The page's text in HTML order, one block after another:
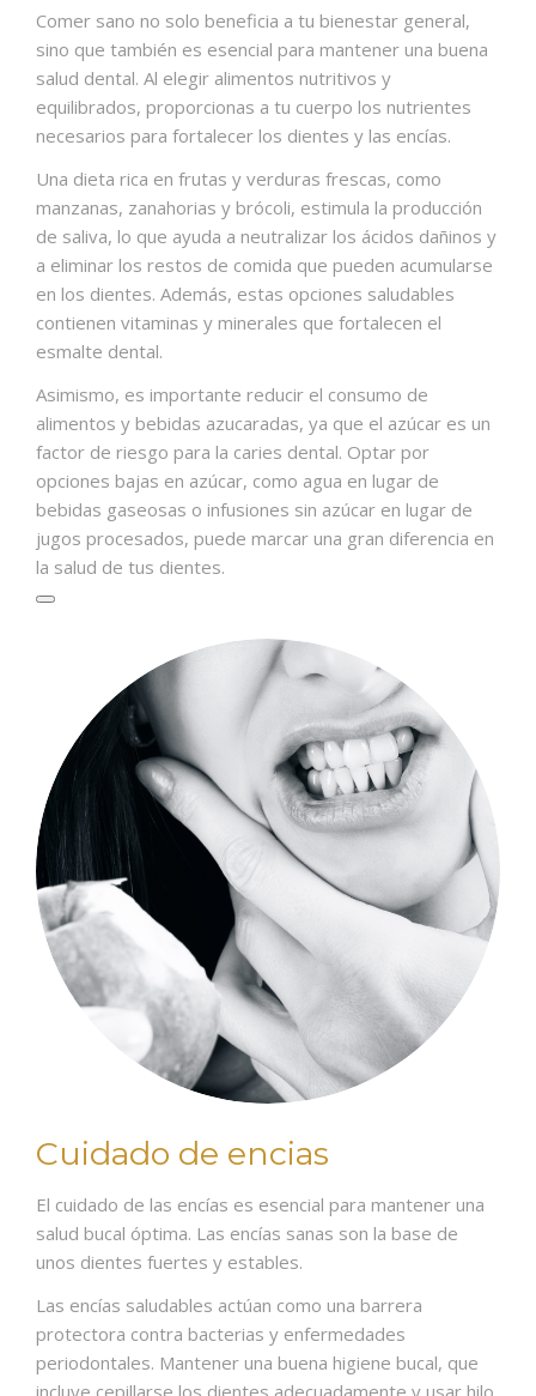
Comer sano no solo beneficia a tu bienestar general,
sino que también es esencial para mantener una buena
salud dental. Al elegir alimentos nutritivos y
equilibrados, proporcionas a tu cuerpo los nutrientes
necesarios para fortalecer los dientes y las encías.
Una dieta rica en frutas y verduras frescas, como
manzanas, zanahorias y brócoli, estimula la producción
de saliva, lo que ayuda a neutralizar los ácidos dañinos y
a eliminar los restos de comida que pueden acumularse
en los dientes. Además, estas opciones saludables
contienen vitaminas y minerales que fortalecen el
esmalte dental.
Asimismo, es importante reducir el consumo de
alimentos y bebidas azucaradas, ya que el azúcar es un
factor de riesgo para la caries dental. Optar por
opciones bajas en azúcar, como agua en lugar de
bebidas gaseosas o infusiones sin azúcar en lugar de
jugos procesados, puede marcar una gran diferencia en
la salud de tus dientes.
Cuidado de encias
El cuidado de las encías es esencial para mantener una
salud bucal óptima. Las encías sanas son la base de
unos dientes fuertes y estables.
Las encías saludables actúan como una barrera
protectora contra bacterias y enfermedades
periodontales. Mantener una buena higiene bucal, que
incluye cepillarse los dientes adecuadamente y usar hilo